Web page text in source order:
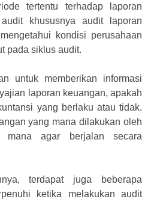
tertentu terhadap laporan
khususnya audit laporan
kondisi perusahaan
pada siklus audit.
untuk memberikan informasi
laporan keuangan, apakah
yang berlaku atau tidak.
yang mana dilakukan oleh
mana agar berjalan secara
terdapat juga beberapa
ketika melakukan audit